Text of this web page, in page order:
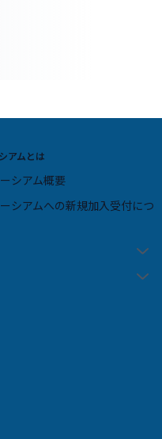
アムとは
シアム概要
シアムへの新規加入受付につ